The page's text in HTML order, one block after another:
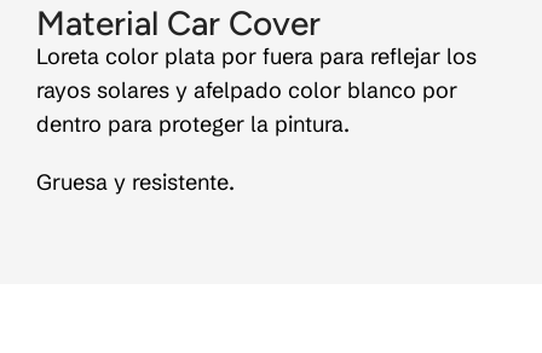
Material Car Cover
Loreta color plata por fuera para reflejar los
rayos solares y afelpado color blanco por
dentro para proteger la pintura.
Gruesa y resistente.